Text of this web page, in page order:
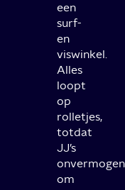
een
surf-
en
viswinkel.
Alles
loopt
op
rolletjes,
totdat
JJ’s
onvermogen
om